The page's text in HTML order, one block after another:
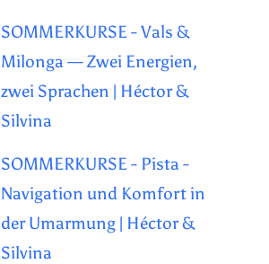
SOMMERKURSE - Vals &
Milonga — Zwei Energien,
zwei Sprachen | Héctor &
Silvina
SOMMERKURSE - Pista -
Navigation und Komfort in
der Umarmung | Héctor &
Silvina